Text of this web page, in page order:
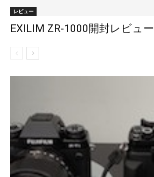
レビュー
EXILIM ZR-1000開封レビュー